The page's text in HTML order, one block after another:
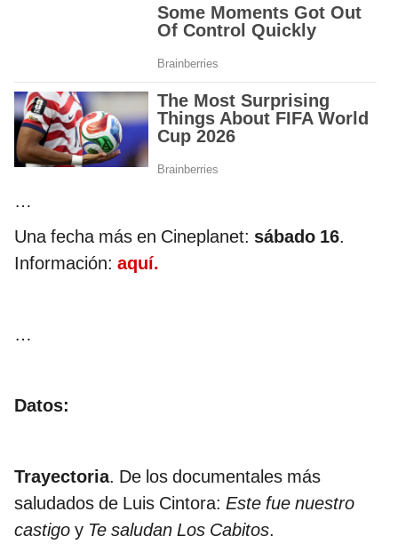
…
Una fecha más en Cineplanet: sábado 16.
Información: aquí.
…
Datos:
Trayectoria. De los documentales más
saludados de Luis Cintora: Este fue nuestro
castigo y Te saludan Los Cabitos.